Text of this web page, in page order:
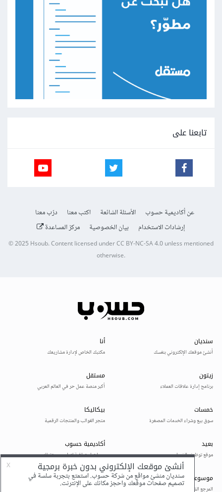
تابعنا على
عن أكاديمية حسوب الأسئلة الشائعة اكتب معنا
درّب معنا
إرشادات الاستخدام
بيان الخصوصية مركز المساعدة
© 2025Hsoub.Content licensed underCC BY-NC-SA 4.0unless mentioned
otherwise.